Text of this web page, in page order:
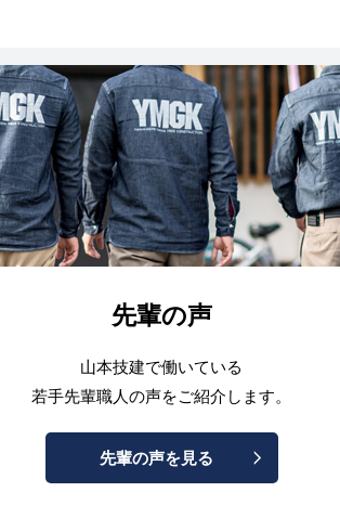
先輩の声
山本技建で働いている
若手先輩職人の声をご紹介します。
先輩の声を見る